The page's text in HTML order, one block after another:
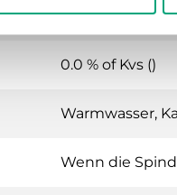
Linear
0.0 % of Kvs ()
Warmwasser,
Wenn die